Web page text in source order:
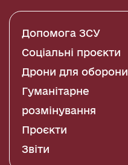
Допомога ЗСУ
Соціальні проєкти
Дрони для оборони
Гуманітарне
розмінування
Проєкти
Звіти